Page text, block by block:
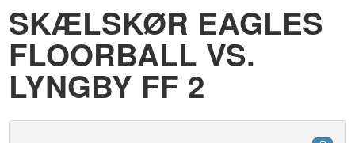
SKÆLSKØR EAGLES
FLOORBALL VS.
LYNGBY FF 2